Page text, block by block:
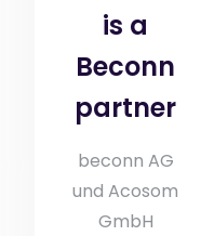
is a
Beconn
partner
beconn AG
und Acosom
GmbH